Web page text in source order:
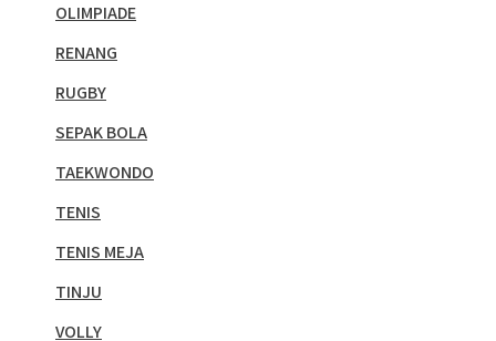
OLIMPIADE
RENANG
RUGBY
SEPAK BOLA
TAEKWONDO
TENIS
TENIS MEJA
TINJU
VOLLY